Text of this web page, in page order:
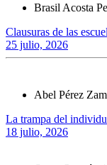
Brasil Acosta
Clausuras de las
25 julio, 2026
Abel Pérez
La trampa del
18 julio, 2026